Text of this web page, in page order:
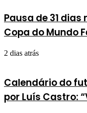
Pausa de 31
Copa do Mundo
2 dias atrás
Calendário do
por Luís Castro: